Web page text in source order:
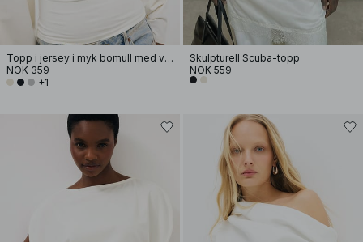
Topp i jersey i myk bomull med vide ermer
NOK 359
+1
Skulpturell Scuba-topp
NOK 559